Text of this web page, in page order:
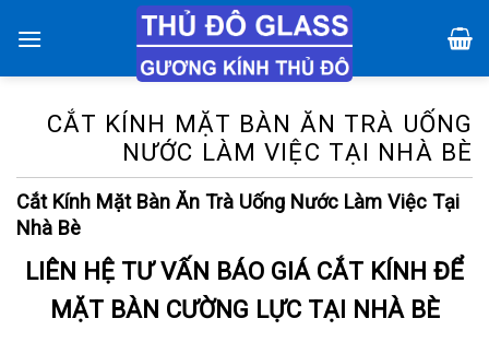
đến
CẮT KÍNH MẶT BÀN ĂN TRÀ UỐNG
NƯỚC LÀM VIỆC TẠI NHÀ BÈ
Cắt Kính Mặt Bàn Ăn Trà Uống Nước Làm Việc Tại
Nhà Bè
LIÊN HỆ TƯ VẤN BÁO GIÁ CẮT KÍNH ĐỂ
MẶT BÀN CƯỜNG LỰC TẠI NHÀ BÈ